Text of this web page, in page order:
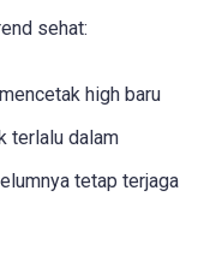
sehat:
high baru
terlalu dalam
tetap terjaga